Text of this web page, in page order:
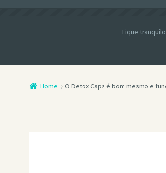
Fique
Home O Detox Caps é bom mesmo e